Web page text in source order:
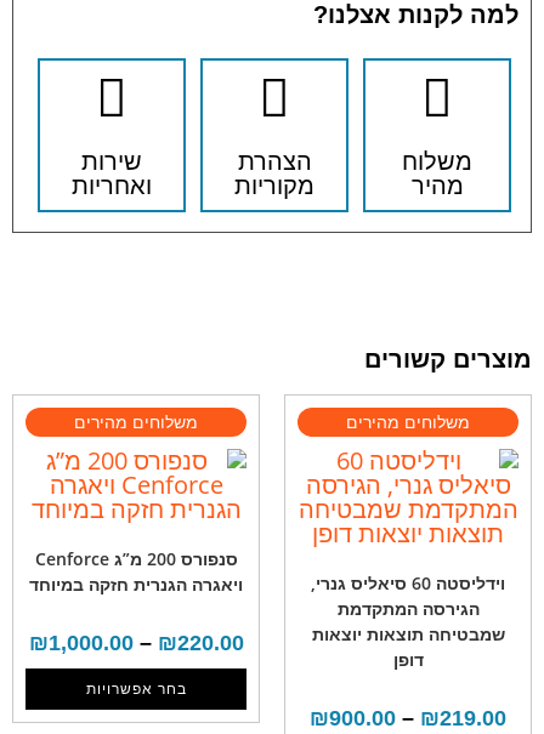
למה לקנות אצלנו?
משלוח
מהיר
הצהרת
מקוריות
שירות
ואחריות
מוצרים קשורים
וידליסטה 60 סיאליס גנרי,
הגירסה המתקדמת
שמבטיחה תוצאות יוצאות
דופן
₪219.00
–
₪900.00
סנפורס 200 מ”ג Cenforce
ויאגרה הגנרית חזקה במיוחד
₪220.00
–
₪1,000.00
בחר אפשרויות